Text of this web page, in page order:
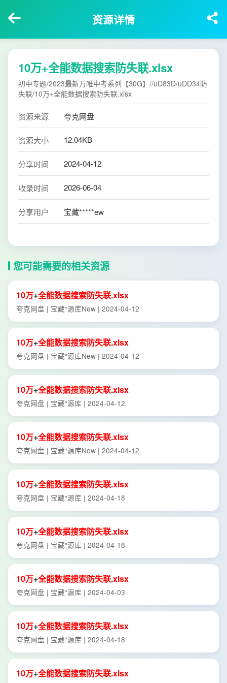
资源详情
10万+全能数据搜索防失联.xlsx
初中专题/2023最新万唯中考系列【30G】//uD83D/uDD34防
失联/10万+全能数据搜索防失联.xlsx
资源来源 夸克网盘
资源大小 12.04KB
分享时间 2024-04-12
收录时间 2026-06-04
分享用户 宝藏*****ew
您可能需要的相关资源
10万+全能数据搜索防失联.xlsx
夸克网盘 | 宝藏*源库New | 2024-04-12
10万+全能数据搜索防失联.xlsx
夸克网盘 | 宝藏*源库New | 2024-04-12
10万+全能数据搜索防失联.xlsx
夸克网盘 | 宝藏*源库 | 2024-04-12
10万+全能数据搜索防失联.xlsx
夸克网盘 | 宝藏*源库New | 2024-04-12
10万+全能数据搜索防失联.xlsx
夸克网盘 | 宝藏*源库 | 2024-04-18
10万+全能数据搜索防失联.xlsx
夸克网盘 | 宝藏*源库 | 2024-04-18
10万+全能数据搜索防失联.xlsx
夸克网盘 | 宝藏*源库 | 2024-04-03
10万+全能数据搜索防失联.xlsx
夸克网盘 | 宝藏*源库 | 2024-04-18
10万+全能数据搜索防失联.xlsx